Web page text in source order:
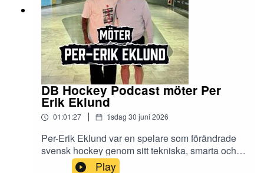
DB Hockey Podcast möter Per
Erik Eklund
01:01:27 | tisdag 30 juni 2026
Per-Erik Eklund var en spelare som förändrade
svensk hockey genom sitt tekniska, smarta och
kreativa spel. I det här personliga och insiktsfulla
Play